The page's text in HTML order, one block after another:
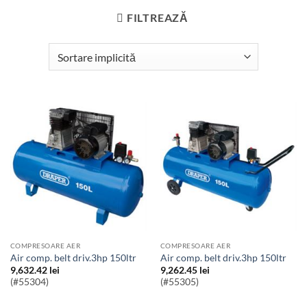
FILTREAZĂ
COMPRESOARE AER
Air comp. belt driv.3hp 150ltr
9,632.42 lei
(#55304)
COMPRESOARE AER
Air comp. belt driv.3hp 150ltr
9,262.45 lei
(#55305)